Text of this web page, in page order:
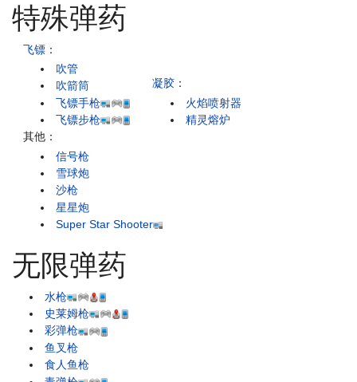
特殊弹药
飞镖 ：
吹管
吹箭筒
飞镖手枪
飞镖步枪
凝胶 ：
火焰喷射器
精灵熔炉
其他：
信号枪
雪球炮
沙枪
星星炮
Super Star Shooter
无限弹药
水枪
史莱姆枪
彩弹枪
鱼叉枪
食人鱼枪